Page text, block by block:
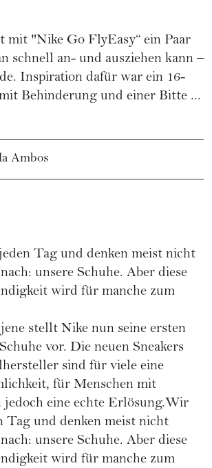
mit "Nike Go FlyEasy“ ein Paar
schnell an- und ausziehen kann –
Inspiration dafür war ein 16-
Behinderung und einer Bitte ...
Ambos
Tag und denken meist nicht
unsere Schuhe. Aber diese
wird für manche zum
stellt Nike nun seine ersten
vor. Die neuen Sneakers
sind für viele eine
für Menschen mit
jedoch eine echte Erlösung.Wir
Tag und denken meist nicht
unsere Schuhe. Aber diese
wird für manche zum